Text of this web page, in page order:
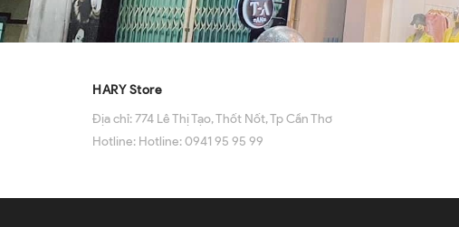
HARY Store
Địa chỉ:774 Lê Thị Tạo, Thốt Nốt, Tp Cần Thơ
Hotline: Hotline: 0941 95 95 99